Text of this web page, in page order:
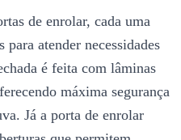
de enrolar, cada uma
atender necessidades
é feita com lâminas
máxima segurança
Já a porta de enrolar